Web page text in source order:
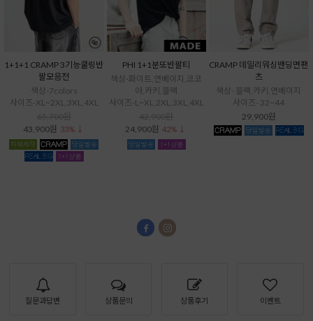
1+1+1 CRAMP 3기능쿨링반
팔모음전
색상-7colors
사이즈-XL~2XL,3XL,4XL
43,900원 33% ↓
PHI 1+1분또반팔티
색상-화이트,연베이지,코코
아,카키,블랙
사이즈-L~XL,2XL,3XL,4XL
24,900원 42% ↓
CRAMP 데일리워싱밴딩면팬
츠
색상- 블랙,카키,연베이지
사이즈- 32~44
29,900원
질문과답변 상품문의 상품후기 이벤트